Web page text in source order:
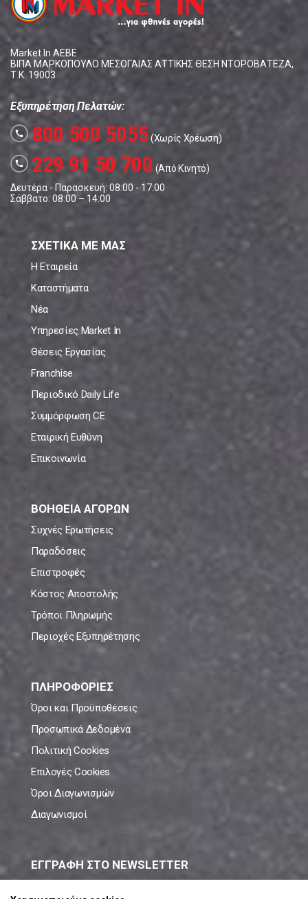
Market In ΑΕΒΕ
ΒΙΠΑ ΜΑΡΚΟΠΟΥΛΟ ΜΕΣΟΓΑΙΑΣ ΑΤΤΙΚΗΣ ΘΕΣΗ ΝΤΟΡΟΒΑΤΕΖΑ,
Τ.Κ. 19003
Εξυπηρέτηση Πελατών:
call 800 500 5055(Χωρίς Χρέωση)
call 229 91 50 700 (Από Κινητό)
Δευτέρα - Παρασκευή: 08:00 - 17:00
Σάββατο: 08:00 – 14:00
ΣΧΕΤΙΚΑ ΜΕ ΜΑΣ
Η Εταιρεία
Καταστήματα
Νέα
Υπηρεσίες Market In
Θέσεις Εργασίας
Franchise
Περιοδικό Daily Life
Συμμόρφωση CE
Εταιρική Ευθύνη
Επικοινωνία
ΒΟΗΘΕΙΑ ΑΓΟΡΩΝ
Συχνές Ερωτήσεις
Παραδόσεις
Επιστροφές
Κόστος Αποστολής
Τρόποι Πληρωμής
Περιοχές Εξυπηρέτησης
ΠΛΗΡΟΦΟΡΙΕΣ
Όροι και Προϋποθέσεις
Προσωπικά Δεδομένα
Πολιτική Cookies
Επιλογές Cookies
Όροι Διαγωνισμών
Διαγωνισμοί
ΕΓΓΡΑΦΗ ΣΤΟ NEWSLETTER